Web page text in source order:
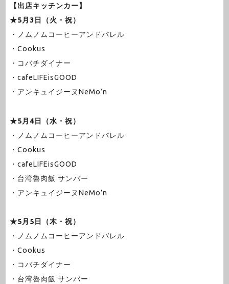
【出店キッチンカー】
★5月3日（火・祝）
・ノムノムコーヒーアンドバレル
・Cookus
・コバチダイナー
・cafeLIFEisGOOD
・アンキュイジーヌNeMo’n
★5月4日（水・祝）
・ノムノムコーヒーアンドバレル
・Cookus
・cafeLIFEisGOOD
・台湾魯肉飯 サンバー
・アンキュイジーヌNeMo’n
★5月5日（木・祝）
・ノムノムコーヒーアンドバレル
・Cookus
・コバチダイナー
・台湾魯肉飯 サンバー